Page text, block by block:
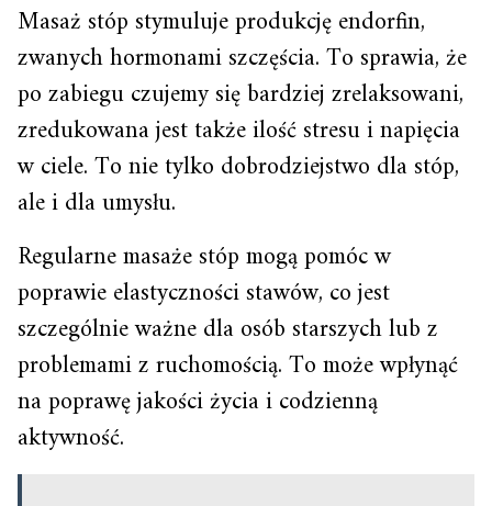
Masaż stóp stymuluje produkcję endorfin,
zwanych hormonami szczęścia. To sprawia, że
po zabiegu czujemy się bardziej zrelaksowani,
zredukowana jest także ilość stresu i napięcia
w ciele. To nie tylko dobrodziejstwo dla stóp,
ale i dla umysłu.
Regularne masaże stóp mogą pomóc w
poprawie elastyczności stawów, co jest
szczególnie ważne dla osób starszych lub z
problemami z ruchomością. To może wpłynąć
na poprawę jakości życia i codzienną
aktywność.